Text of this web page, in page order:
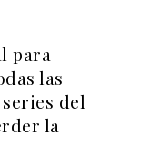
para
las
del
la